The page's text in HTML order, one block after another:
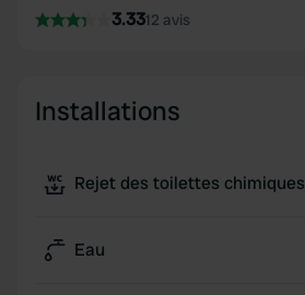
3.3312 avis
Installations
Rejet des toilettes chimiques
Eau